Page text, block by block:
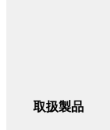
取扱製品